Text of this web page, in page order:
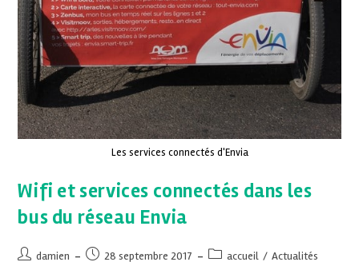
Les services connectés d'Envia
Wifi et services connectés dans les
bus du réseau Envia
damien 28 septembre 2017 accueil / Actualités